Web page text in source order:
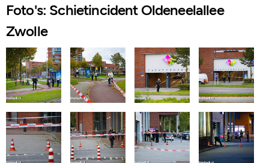
Foto's: Schietincident Oldeneelallee
Zwolle